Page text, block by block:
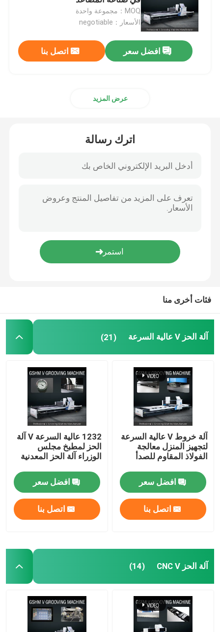
آلة الحز الصفائح المعدنية
آلة V Groover
آلة القطع CNC V
MOQ：مجموعة واحدة
الأسعار：negotiable
افضل سعر اتصل بنا
عرض المزيد
اترك رسالة
فئات أخرى منا
آلة الحز V عالية السرعة (21)
آلة خروط V عالية السرعة
لتجهيز المنزل معالجة
الفولاذ المقاوم للصدأ
افضل سعر
اتصل بنا
1232 عالية السرعة V آلة
الحز لمطبخ مجلس
الوزراء آلة الحز المعدنية
افضل سعر
اتصل بنا
آلة الحز CNC V (14)